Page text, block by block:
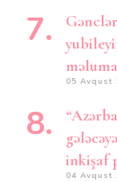
05 Avqust
inkişaf
04 Avqust